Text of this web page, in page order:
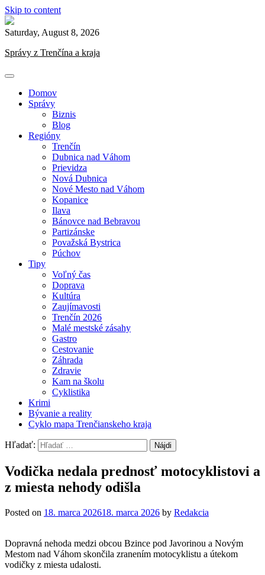
Skip to content
Saturday, August 8, 2026
Správy z Trenčína a kraja
Domov
Správy
Biznis
Blog
Regióny
Trenčín
Dubnica nad Váhom
Prievidza
Nová Dubnica
Nové Mesto nad Váhom
Kopanice
Ilava
Bánovce nad Bebravou
Partizánske
Považská Bystrica
Púchov
Tipy
Voľný čas
Doprava
Kultúra
Zaujímavosti
Trenčín 2026
Malé mestské zásahy
Gastro
Cestovanie
Záhrada
Zdravie
Kam na školu
Cyklistika
Krimi
Bývanie a reality
Cyklo mapa Trenčianskeho kraja
Hľadať:
Vodička nedala prednosť motocyklistovi a
z miesta nehody odišla
Posted on 18. marca 202618. marca 2026 by Redakcia
Dopravná nehoda medzi obcou Bzince pod Javorinou a Novým
Mestom nad Váhom skončila zranením motocyklistu a útekom
vodičky z miesta udalosti.